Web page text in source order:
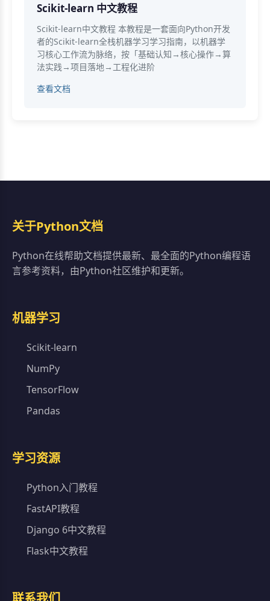
Scikit-learn 中文教程
Scikit-learn中文教程 本教程是一套面向Python开发
者的Scikit-learn全栈机器学习学习指南，以机器学
习核心工作流为脉络，按「基础认知→核心操作→算
法实践→项目落地→工程化进阶
查看文档
关于Python文档
Python在线帮助文档提供最新、最全面的Python编程语
言参考资料，由Python社区维护和更新。
机器学习
Scikit-learn
NumPy
TensorFlow
Pandas
学习资源
Python入门教程
FastAPI教程
Django 6中文教程
Flask中文教程